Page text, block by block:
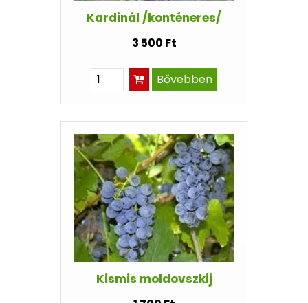
Kardinál /konténeres/
3 500 Ft
Bővebben
Kismis moldovszkij